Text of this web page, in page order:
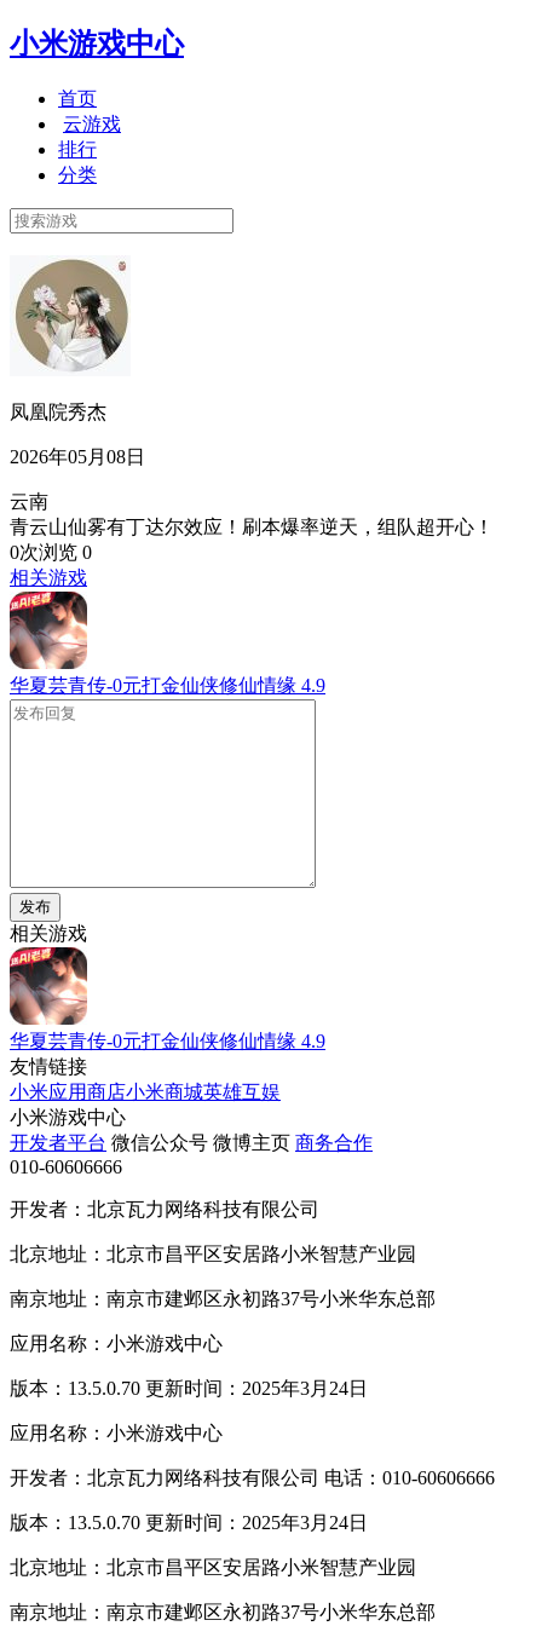
小米游戏中心
首页
云游戏
排行
分类
凤凰院秀杰
2026年05月08日
云南
青云山仙雾有丁达尔效应！刷本爆率逆天，组队超开心！​
0次浏览 0
相关游戏
华夏芸青传-0元打金仙侠修仙情缘 4.9
发布
相关游戏
华夏芸青传-0元打金仙侠修仙情缘 4.9
友情链接
小米应用商店小米商城英雄互娱
小米游戏中心
开发者平台 微信公众号 微博主页 商务合作
010-60606666
开发者：北京瓦力网络科技有限公司
北京地址：北京市昌平区安居路小米智慧产业园
南京地址：南京市建邺区永初路37号小米华东总部
应用名称：小米游戏中心
版本：13.5.0.70 更新时间：2025年3月24日
应用名称：小米游戏中心
开发者：北京瓦力网络科技有限公司 电话：010-60606666
版本：13.5.0.70 更新时间：2025年3月24日
北京地址：北京市昌平区安居路小米智慧产业园
南京地址：南京市建邺区永初路37号小米华东总部